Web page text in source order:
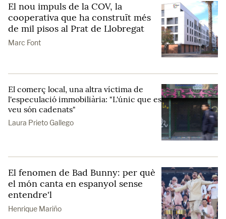
El nou impuls de la COV, la
cooperativa que ha construït més
de mil pisos al Prat de Llobregat
Marc Font
El comerç local, una altra víctima de
l'especulació immobiliària: "L'únic que es
veu són cadenats"
Laura Prieto Gallego
El fenomen de Bad Bunny: per què
el món canta en espanyol sense
entendre'l
Henrique Mariño